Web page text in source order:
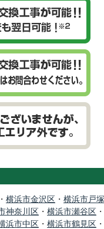
・ 横浜市金沢区 ・ 横浜市戸塚
神奈川区 ・ 横浜市瀬谷区 ・
浜市中区 ・ 横浜市鶴見区 ・